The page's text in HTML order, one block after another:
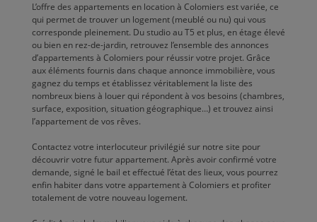
L’offre des appartements en location à Colomiers est variée, ce
qui permet de trouver un logement (meublé ou nu) qui vous
corresponde pleinement. Du studio au T5 et plus, en étage élevé
ou bien en rez-de-jardin, retrouvez l’ensemble des annonces
d’appartements à Colomiers pour réussir votre projet. Grâce
aux éléments fournis dans chaque annonce immobilière, vous
gagnez du temps et établissez véritablement la liste des
nombreux biens à louer qui répondent à vos besoins (chambres,
surface, exposition, situation géographique…) et trouvez ainsi
l’appartement de vos rêves.
Contactez votre interlocuteur privilégié sur notre site pour
découvrir votre futur appartement. Après avoir confirmé votre
demande, signé le bail et effectué l’état des lieux, vous pourrez
enfin habiter dans votre appartement à Colomiers et profiter
totalement de votre nouveau logement.